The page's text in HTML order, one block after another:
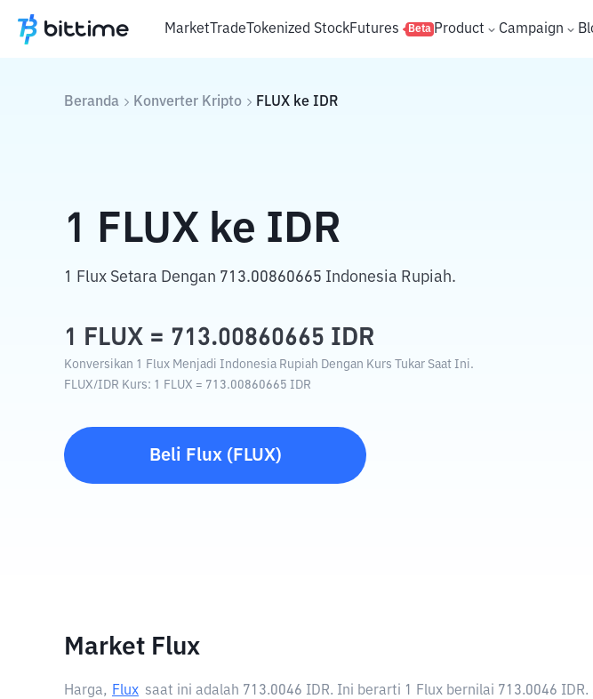
MarketTradeTokenized StockFutures Beta Product Campaign
Beranda Konverter Kripto FLUX ke IDR
1 FLUX ke IDR
1 Flux Setara Dengan 713.00860665 Indonesia Rupiah.
1 FLUX = 713.00860665 IDR
Konversikan 1 Flux Menjadi Indonesia Rupiah Dengan Kurs Tukar Saat Ini.
FLUX/IDR Kurs: 1 FLUX = 713.00860665 IDR
Beli Flux( FLUX)
Market Flux
Harga, Flux saat ini adalah 713.0046 IDR. Ini berarti 1 Flux bernilai 713.0046